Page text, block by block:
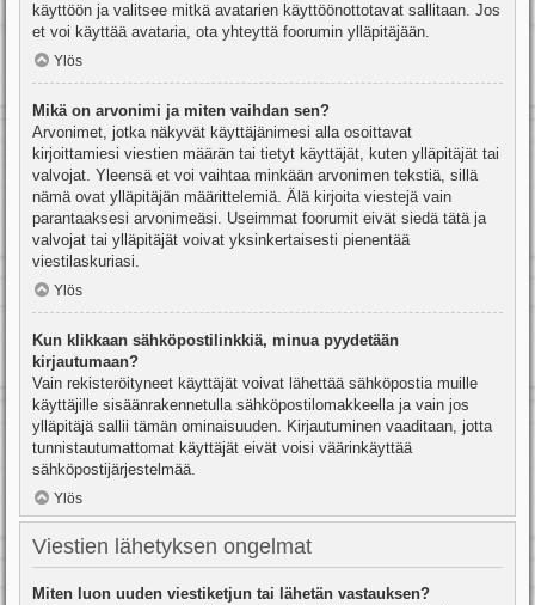
käyttöön ja valitsee mitkä avatarien käyttöönottotavat sallitaan. Jos
et voi käyttää avataria, ota yhteyttä foorumin ylläpitäjään.
Ylös
Mikä on arvonimi ja miten vaihdan sen?
Arvonimet, jotka näkyvät käyttäjänimesi alla osoittavat
kirjoittamiesi viestien määrän tai tietyt käyttäjät, kuten ylläpitäjät tai
valvojat. Yleensä et voi vaihtaa minkään arvonimen tekstiä, sillä
nämä ovat ylläpitäjän määrittelemiä. Älä kirjoita viestejä vain
parantaaksesi arvonimeäsi. Useimmat foorumit eivät siedä tätä ja
valvojat tai ylläpitäjät voivat yksinkertaisesti pienentää
viestilaskuriasi.
Ylös
Kun klikkaan sähköpostilinkkiä, minua pyydetään
kirjautumaan?
Vain rekisteröityneet käyttäjät voivat lähettää sähköpostia muille
käyttäjille sisäänrakennetulla sähköpostilomakkeella ja vain jos
ylläpitäjä sallii tämän ominaisuuden. Kirjautuminen vaaditaan, jotta
tunnistautumattomat käyttäjät eivät voisi väärinkäyttää
sähköpostijärjestelmää.
Ylös
Viestien lähetyksen ongelmat
Miten luon uuden viestiketjun tai lähetän vastauksen?